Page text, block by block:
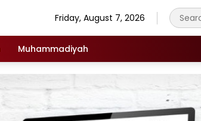
Friday, August 7, 2026
Muhammadiyah